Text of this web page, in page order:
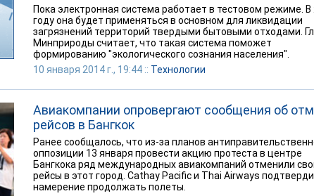
Пока электронная система работает в тестовом режиме. В
году она будет применяться в основном для ликвидации
загрязнений территорий твердыми бытовыми отходами.
Минприроды считает, что такая система поможет
формированию "экологического сознания населения".
10 января 2014 г., 19:44 :: Технологии
Авиакомпании опровергают сообщения об
рейсов в Бангкок
Ранее сообщалось, что из-за планов
оппозиции 13 января провести акцию протеста в центре
Бангкока ряд международных авиакомпаний отменили
рейсы в этот город. Cathay Pacific и Thai Airways
намерение продолжать полеты.